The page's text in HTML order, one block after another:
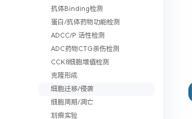
抗体Binding检测
蛋白/抗体药物功能检测
ADCC/P 活性检测
ADC药物CTG杀伤检测
CCK8细胞增值检测
克隆形成
细胞迁移/侵袭
细胞周期/凋亡
划痕实验